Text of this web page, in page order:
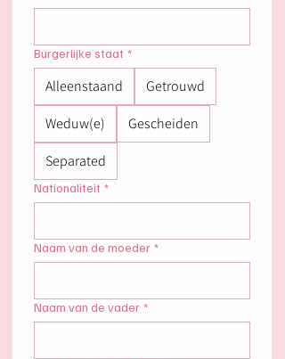
Burgerlijke staat *
Alleenstaand
Getrouwd
Weduw(e)
Gescheiden
Separated
Nationaliteit *
Naam van de moeder *
Naam van de vader *